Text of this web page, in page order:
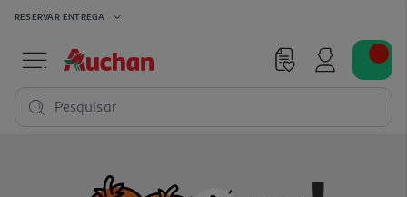
RESERVAR ENTREGA
Pesquisar